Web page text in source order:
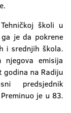
školi u
je da pokrene
i srednjih škola.
emisija
godina na Radiju
predsjednik
je u 83.